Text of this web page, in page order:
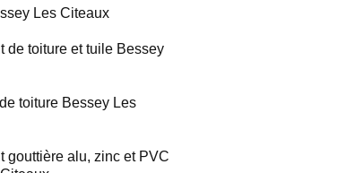
Les Citeaux
de toiture et tuile Bessey
toiture Bessey Les
gouttière alu, zinc et PVC